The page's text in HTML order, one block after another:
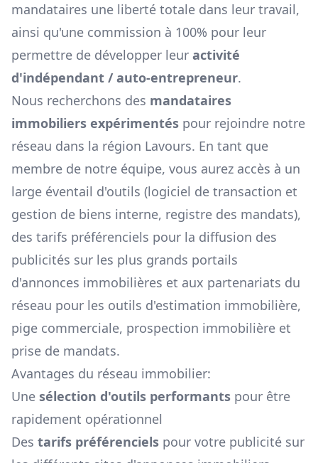
mandataires une liberté totale dans leur travail,
ainsi qu'une commission à 100% pour leur
permettre de développer leur activité
d'indépendant / auto-entrepreneur.
Nous recherchons des mandataires
immobiliers expérimentés pour rejoindre notre
réseau dans la région Lavours. En tant que
membre de notre équipe, vous aurez accès à un
large éventail d'outils (logiciel de transaction et
gestion de biens interne, registre des mandats),
des tarifs préférenciels pour la diffusion des
publicités sur les plus grands portails
d'annonces immobilières et aux partenariats du
réseau pour les outils d'estimation immobilière,
pige commerciale, prospection immobilière et
prise de mandats.
Avantages du réseau immobilier:
Une sélection d'outils performants pour être
rapidement opérationnel
Des tarifs préférenciels pour votre publicité sur